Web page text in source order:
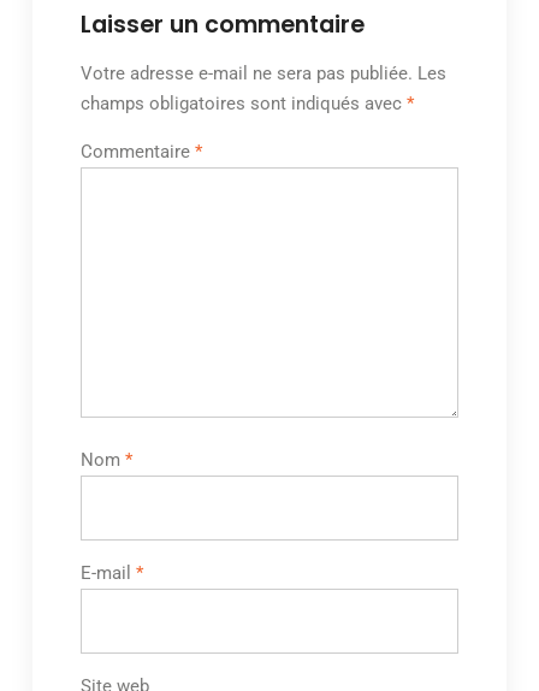
Laisser un commentaire
Votre adresse e-mail ne sera pas publiée. Les
champs obligatoires sont indiqués avec *
Commentaire *
Nom *
E-mail *